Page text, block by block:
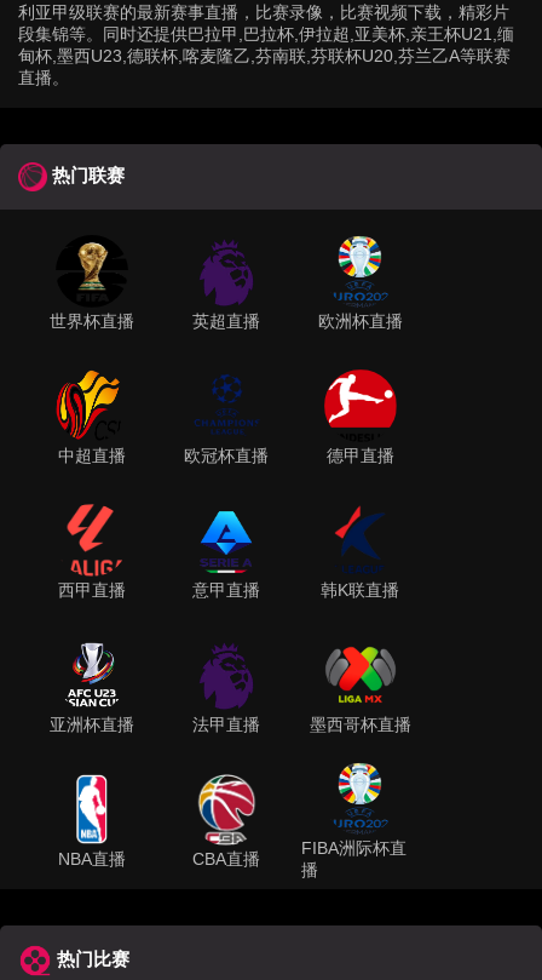
利亚甲级联赛的最新赛事直播，比赛录像，比赛视频下载，精彩片
段集锦等。同时还提供巴拉甲,巴拉杯,伊拉超,亚美杯,亲王杯U21,缅
甸杯,墨西U23,德联杯,喀麦隆乙,芬南联,芬联杯U20,芬兰乙A等联赛
直播。
热门联赛
世界杯直播 英超直播 欧洲杯直播
中超直播 欧冠杯直播 德甲直播
西甲直播 意甲直播 韩K联直播
亚洲杯直播 法甲直播 墨西哥杯直播
NBA直播 CBA直播
FIBA洲际杯直
播
热门比赛